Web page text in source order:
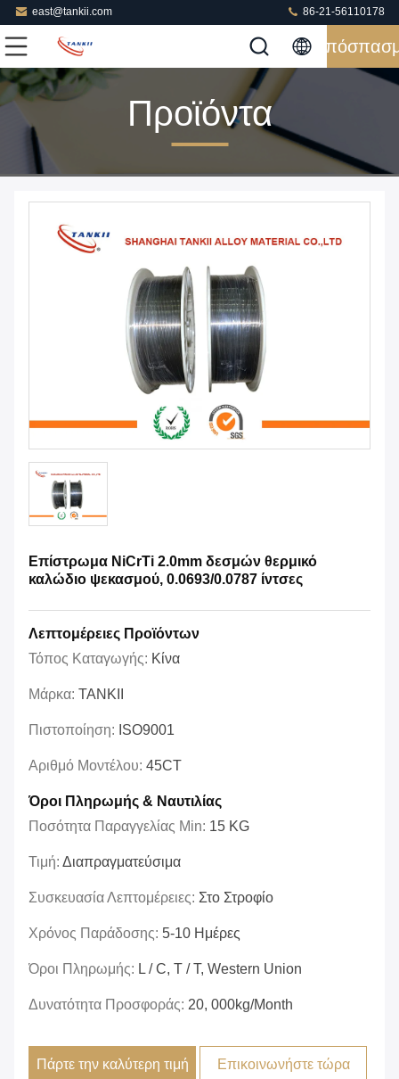
east@tankii.com 86-21-56110178
Προϊόντα
Επίστρωμα NiCrTi 2.0mm δεσμών θερμικό
καλώδιο ψεκασμού, 0.0693/0.0787 ίντσες
Λεπτομέρειες Προϊόντων
Τόπος Καταγωγής: Κίνα
Μάρκα: TANKII
Πιστοποίηση: ISO9001
Αριθμό Μοντέλου: 45CT
Όροι Πληρωμής & Ναυτιλίας
Ποσότητα Παραγγελίας Min: 15 KG
Τιμή: Διαπραγματεύσιμα
Συσκευασία Λεπτομέρειες: Στο Στροφίο
Χρόνος Παράδοσης: 5-10 Ημέρες
Όροι Πληρωμής: L / C, T / T, Western Union
Δυνατότητα Προσφοράς: 20, 000kg/month
Πάρτε την καλύτερη τιμή Επικοινωνήστε τώρα